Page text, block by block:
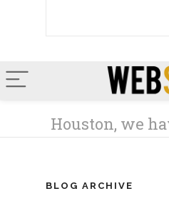
BLOG ARCHIVE